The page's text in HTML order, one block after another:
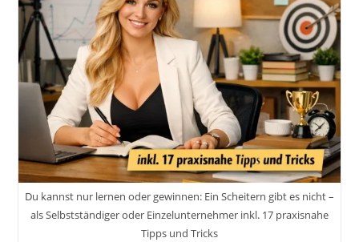
Selbstständiger
Und
Unternehmer:
Chinesische
Strategien
Für
Deinen
Erfolg
Im
Business
Und
Im
Leben
Du kannst nur lernen oder gewinnen: Ein Scheitern gibt es nicht –
als Selbstständiger oder Einzelunternehmer inkl. 17 praxisnahe
Tipps und Tricks